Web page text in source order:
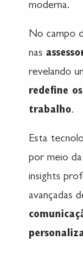
moderna.
No campo
nas
revelando
redefine
trabalho.
Esta
por meio
insights
avançadas